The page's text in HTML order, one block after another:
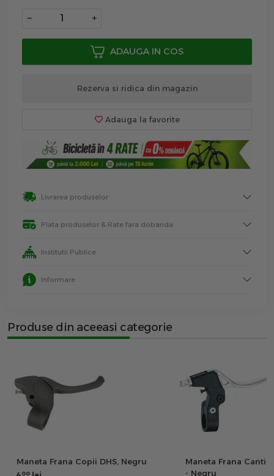
− +
ADAUGA IN COS
Rezerva si ridica din magazin
Adauga la favorite
Livrarea produselor
Plata produselor & Rate fara dobanda
Institutii Publice
Informare
Produse din aceeasi categorie
Maneta Frana Copii DHS, Negru
00
Maneta Frana
- Negru